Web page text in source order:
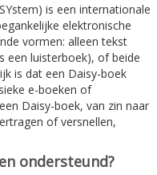
is een internationale
elektronische
vormen: alleen tekst
een luisterboek), of beide
is dat een Daisy-boek
e-boeken of
Daisy-boek, van zin naar
of versnellen,
ondersteund?